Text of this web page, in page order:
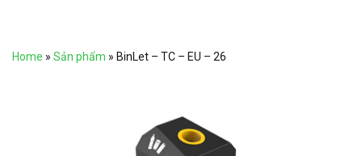
Home » Sản phẩm » BinLet – TC – EU – 26